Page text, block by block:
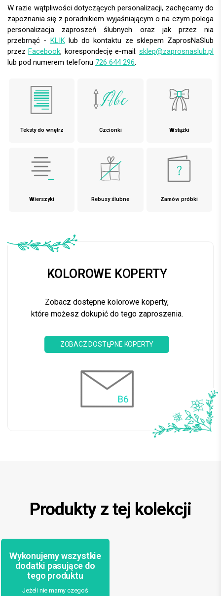
W razie wątpliwości dotyczących personalizacji, zachęcamy do
zapoznania się z poradnikiem wyjaśniającym o na czym polega
personalizacja zaproszeń ślubnych oraz jak przez nia
przebrnąć - KLIKlub do kontaktu ze sklepem ZaprosNaSlub
przezFacebook, korespondecję e-mail: sklep@zaprosnaslub.pl
lub pod numerem telefonu 726 644 296.
Teksty do wnętrz Czcionki Wstążki
Wierszyki Rebusy ślubne Zamów próbki
KOLOROWE KOPERTY
Zobacz dostępne kolorowe koperty,
które możesz dokupić do tego zaproszenia.
ZOBACZ DOSTĘPNE KOPERTY
Produkty z tej kolekcji
Wykonujemy wszystkie
dodatki pasujące do
tego produktu
Jeżeli nie mamy czegoś